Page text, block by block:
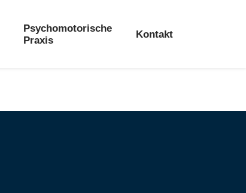
Psychomotorische
Praxis
Kontakt